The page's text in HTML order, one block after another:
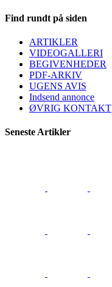
Find rundt på siden
ARTIKLER
VIDEOGALLERI
BEGIVENHEDER
PDF-ARKIV
UGENS AVIS
Indsend annonce
ØVRIG KONTAKT
Seneste Artikler